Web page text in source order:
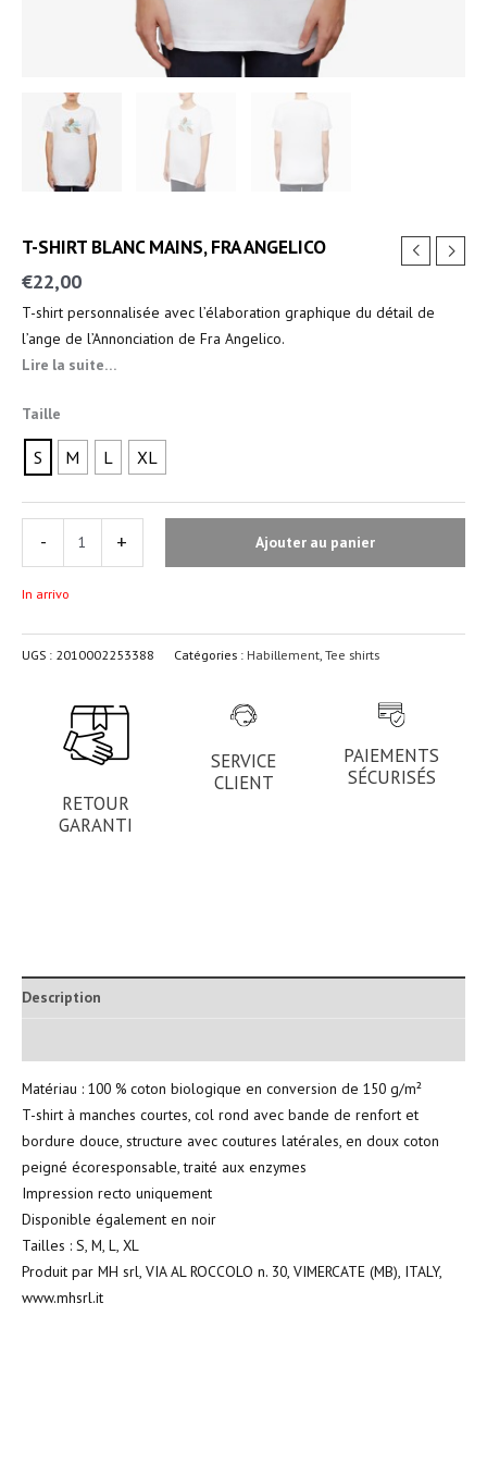
T-SHIRT BLANC MAINS, FRA ANGELICO
€22,00
T-shirt personnalisée avec l’élaboration graphique du détail de
l’ange de l’Annonciation de Fra Angelico.
Lire la suite…
Taille
S M L XL
In arrivo
- + Ajouter au panier
UGS : 2010002253388 Catégories : Habillement Tee shirts
RETOUR
GARANTI
SERVICE
CLIENT
PAIEMENTS
SÉCURISÉS
Description
Matériau : 100 % coton biologique en conversion de 150 g/m²
T-shirt à manches courtes, col rond avec bande de renfort et
bordure douce, structure avec coutures latérales, en doux coton
peigné écoresponsable, traité aux enzymes
Impression recto uniquement
Disponible également en noir
Tailles : S, M, L, XL
Produit par MH srl, VIA AL ROCCOLO n. 30, VIMERCATE (MB), ITALY,
www.mhsrl.it